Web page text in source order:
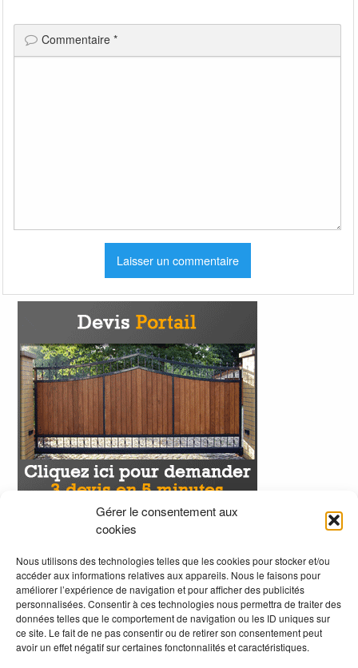
Gérer le consentement aux
cookies
Nous utilisons des technologies telles que les cookies pour stocker et/ou
accéder aux informations relatives aux appareils. Nous le faisons pour
améliorer l’expérience de navigation et pour afficher des publicités
personnalisées. Consentir à ces technologies nous permettra de traiter des
données telles que le comportement de navigation ou les ID uniques sur
ce site. Le fait de ne pas consentir ou de retirer son consentement peut
avoir un effet négatif sur certaines fonctonnalités et caractéristiques.
Commentaire*